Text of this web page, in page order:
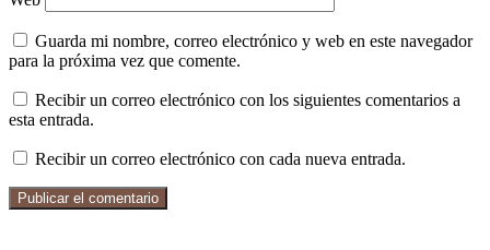
Guarda mi nombre, correo electrónico y web en este navegador
para la próxima vez que comente.
Recibir un correo electrónico con los siguientes comentarios a
esta entrada.
Recibir un correo electrónico con cada nueva entrada.